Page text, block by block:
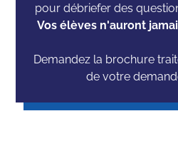
pour débriefer des
Vos élèves n'auront
Demandez la brochure
de votre